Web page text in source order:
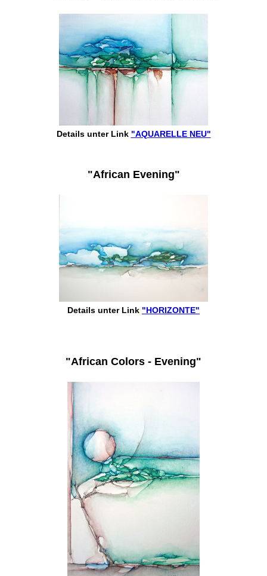
Details unter Link "AQUARELLE NEU"
"African Evening"
Details unter Link "HORIZONTE"
"African Colors - Evening"